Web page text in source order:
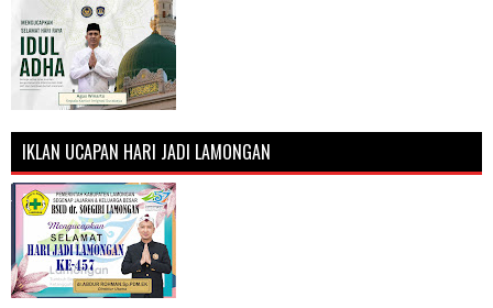
IKLAN UCAPAN HARI JADI LAMONGAN